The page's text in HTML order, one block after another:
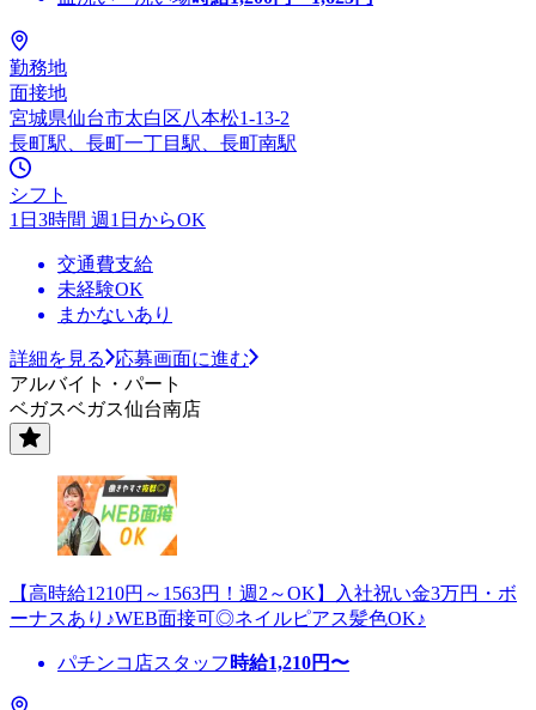
勤務地
面接地
宮城県仙台市太白区八本松1-13-2
長町駅、長町一丁目駅、長町南駅
シフト
1日3時間 週1日からOK
交通費支給
未経験OK
まかないあり
詳細を見る
応募画面に進む
アルバイト・パート
ベガスベガス仙台南店
【高時給1210円～1563円！週2～OK】入社祝い金3万円・ボ
ーナスあり♪WEB面接可◎ネイルピアス髪色OK♪
パチンコ店スタッフ 時給1,210円〜